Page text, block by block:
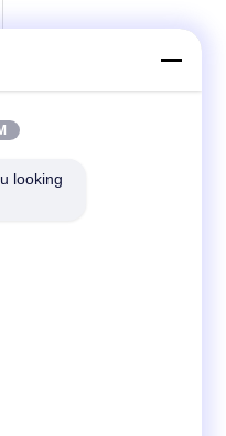
looking